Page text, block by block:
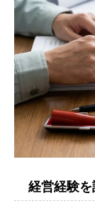
経営経験